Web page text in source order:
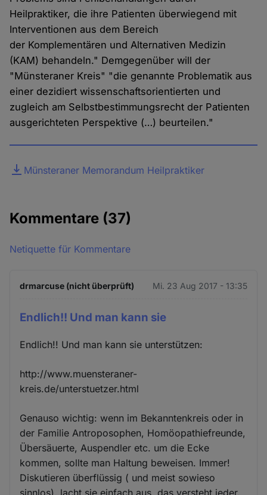
Heilpraktiker, die ihre Patienten überwiegend mit
Interventionen aus dem Bereich
der Komplementären und Alternativen Medizin
(KAM) behandeln." Demgegenüber will der
"Münsteraner Kreis" "die genannte Problematik aus
einer dezidiert wissenschaftsorientierten und
zugleich am Selbstbestimmungsrecht der Patienten
ausgerichteten Perspektive (…) beurteilen."
DateiMünsteraner Memorandum Heilpraktiker
Kommentare (37)
Netiquette für Kommentare
drmarcuse (nicht überprüft) Mi. 23 Aug 2017 - 13:35
Endlich!! Und man kann sie
Endlich!! Und man kann sie unterstützen:
http://www.muensteraner-
kreis.de/unterstuetzer.html
Genauso wichtig: wenn im Bekanntenkreis oder in
der Familie Antroposophen, Homöopathiefreunde,
Übersäuerte, Auspendler etc. um die Ecke
kommen, sollte man Haltung beweisen. Immer!
Diskutieren überflüssig ( und meist sowieso
sinnlos), lacht sie einfach aus, das versteht jeder.